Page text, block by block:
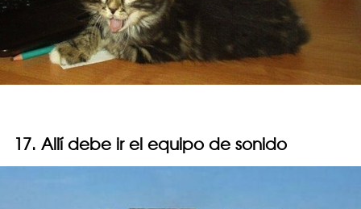
17. Allí debe ir el equipo de sonido